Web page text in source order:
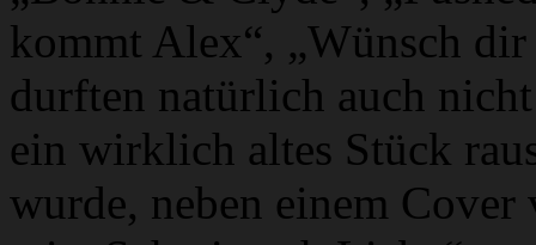
kommt Alex“, „Wünsch dir
durften natürlich auch
ein wirklich altes Stück
wurde, neben einem